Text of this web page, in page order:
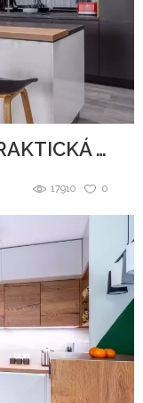
MODERNÍ A ZÁROVEŇ PRAKTICKÁ KUCHYNĚ
0
17910